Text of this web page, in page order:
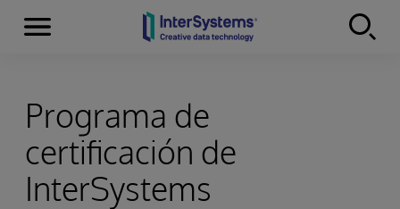
Skip to content
Secciones
Programa de
certificación de
InterSystems